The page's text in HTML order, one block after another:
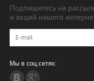
Подпишитесь на
и акций нашего
Мы в соц.сетях: